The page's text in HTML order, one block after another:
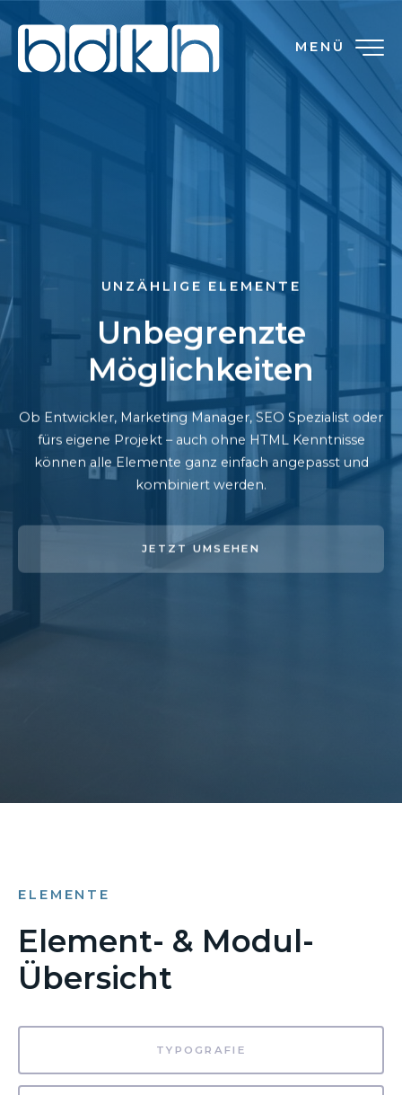
MENÜ
UNZÄHLIGE ELEMENTE
Unbegrenzte
Möglichkeiten
Ob Entwickler, Marketing Manager, SEO Spezialist oder
fürs eigene Projekt – auch ohne HTML Kenntnisse
können alle Elemente ganz einfach angepasst und
kombiniert werden.
JETZT UMSEHEN
ELEMENTE
Element- & Modul-
Übersicht
TYPOGRAFIE